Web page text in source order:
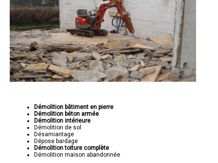
Démolition bâtiment en pierre
Démolition béton armée
Démolition intérieure
Démolition de sol
Désamiantage
Dépose bardage
Démolition toiture complète
Démolition maison abandonnée